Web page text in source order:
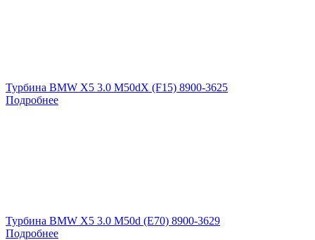
Турбина BMW X5 3.0 M50dX (F15) 8900-3625
Подробнее
Турбина BMW X5 3.0 M50d (E70) 8900-3629
Подробнее